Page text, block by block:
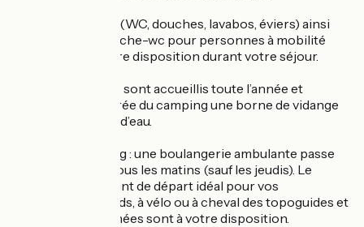
2 blocs sanitaires (WC, douches, lavabos, éviers) ainsi
qu’une cabine douche-wc pour personnes à mobilité
réduite sont à votre disposition durant votre séjour.
Les camping-cars sont accueillis toute l’année et
trouveront à l’entrée du camping une borne de vidange
et de remplissage d’eau.
Le plus du camping : une boulangerie ambulante passe
dans le camping tous les matins (sauf les jeudis). Le
camping est le point de départ idéal pour vos
randonnées, à pieds, à vélo ou à cheval des topoguides et
cartes de randonnées sont à votre disposition.